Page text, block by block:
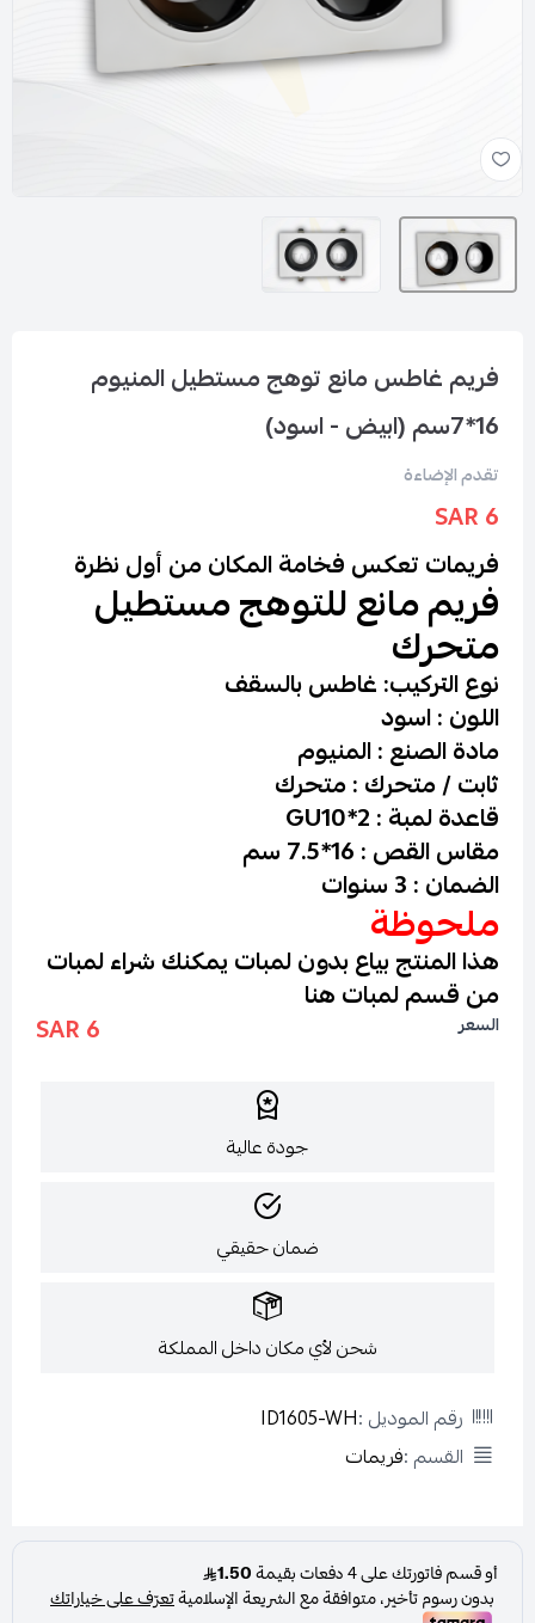
فريم غاطس مانع توهج مستطيل المنيوم
16*7سم (ابيض - اسود)
تقدم الإضاءة
6 SAR
فريمات تعكس فخامة المكان من أول نظرة
فريم مانع للتوهج مستطيل
متحرك
نوع التركيب: غاطس بالسقف
اللون : اسود
مادة الصنع : المنيوم
ثابت / متحرك : متحرك
قاعدة لمبة : 2*GU10
مقاس القص : 16*7.5 سم
الضمان : 3 سنوات
ملحوظة
هذا المنتج بياع بدون لمبات يمكنك شراء لمبات
من قسم لمباتهنا
السعر 6 SAR
جودة عالية
ضمان حقيقي
شحن لأي مكان داخل المملكة
رقم الموديل :ID1605-WH
القسم :فريمات